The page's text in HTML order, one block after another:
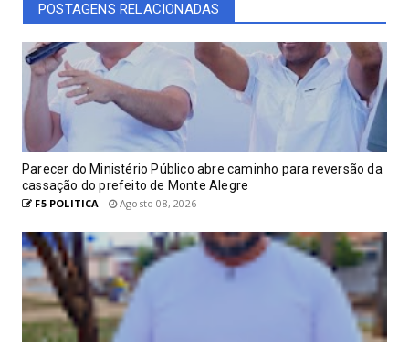
POSTAGENS RELACIONADAS
Parecer do Ministério Público abre caminho para reversão da
cassação do prefeito de Monte Alegre
F5 POLITICA Agosto 08, 2026